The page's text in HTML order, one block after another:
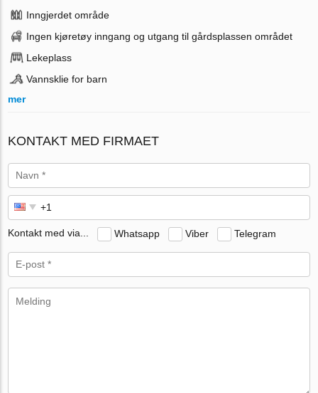
Inngjerdet område
Ingen kjøretøy inngang og utgang til gårdsplassen området
Lekeplass
Vannsklie for barn
mer
KONTAKT MED FIRMAET
Kontakt med via... Whatsapp Viber Telegram